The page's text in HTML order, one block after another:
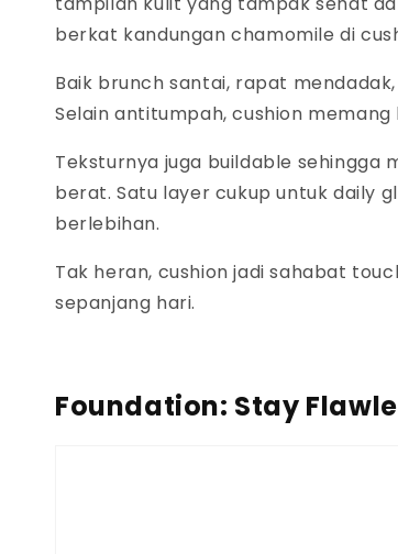
berkat kandunganchamomiledi
Baik brunchsantai, rapat
Selain antitumpah,cushion memang
Teksturnya juga buildable sehingga
berat. Satu layer cukup untukdaily
berlebihan.
Tak heran, cushionjadi sahabat
sepanjang hari.
Foundation: Stay